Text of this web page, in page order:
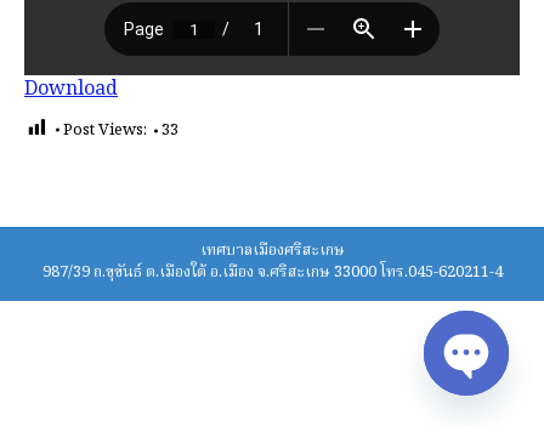
Download
Post Views: 33
เทศบาลเมืองศรีสะเกษ
987/39 ถ.ขุขันธ์ ต.เมืองใต้ อ.เมือง จ.ศรีสะเกษ 33000 โทร.045-620211-4